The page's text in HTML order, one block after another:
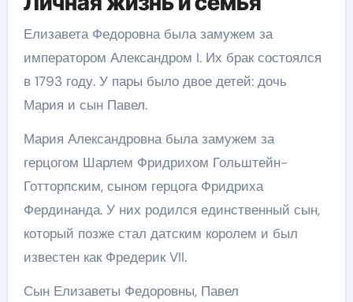
Елизавета Федоровна была замужем за
императором Александром I. Их брак состоялся
в 1793 году. У пары было двое детей: дочь
Мария и сын Павел.
Мария Александровна была замужем за
герцогом Шарлем Фридрихом Гольштейн-
Готторпским, сыном герцога Фридриха
Фердинанда. У них родился единственный сын,
который позже стал датским королем и был
известен как Фредерик VII.
Сын Елизаветы Федоровны, Павел